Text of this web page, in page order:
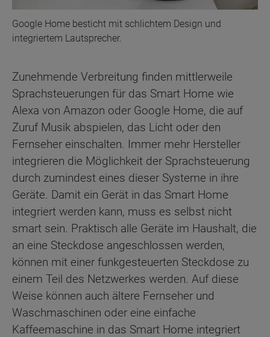
Google Home besticht mit schlichtem Design und
integriertem Lautsprecher.
Zunehmende Verbreitung finden mittlerweile
Sprachsteuerungen für das Smart Home wie
Alexa von Amazon oder Google Home, die auf
Zuruf Musik abspielen, das Licht oder den
Fernseher einschalten. Immer mehr Hersteller
integrieren die Möglichkeit der Sprachsteuerung
durch zumindest eines dieser Systeme in ihre
Geräte. Damit ein Gerät in das Smart Home
integriert werden kann, muss es selbst nicht
smart sein. Praktisch alle Geräte im Haushalt, die
an eine Steckdose angeschlossen werden,
können mit einer funkgesteuerten Steckdose zu
einem Teil des Netzwerkes werden. Auf diese
Weise können auch ältere Fernseher und
Waschmaschinen oder eine einfache
Kaffeemaschine in das Smart Home integriert